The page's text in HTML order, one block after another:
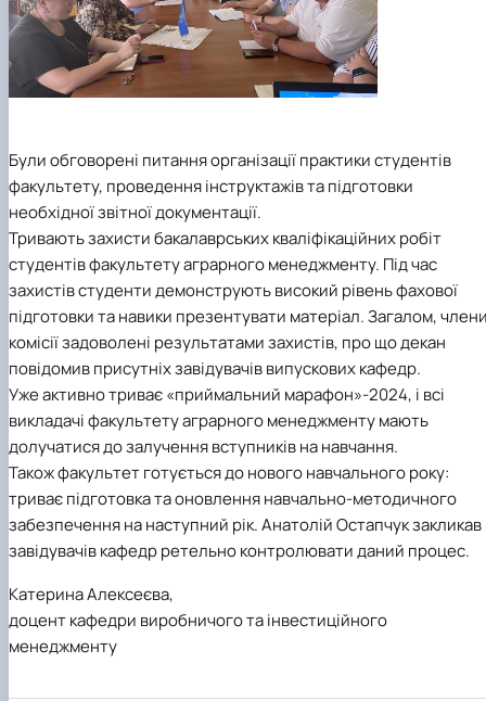
Були обговорені питання організації практики студентів
факультету, проведення інструктажів та підготовки
необхідної звітної документації.
Тривають захисти бакалаврських кваліфікаційних робіт
студентів факультету аграрного менеджменту. Під час
захистів студенти демонструють високий рівень фахової
підготовки та навики презентувати матеріал. Загалом,
комісії задоволені результатами захистів, про що декан
повідомив присутніх завідувачів випускових кафедр.
Уже активно триває «приймальний марафон»-2024, і всі
викладачі факультету аграрного менеджменту мають
долучатися до залучення вступників на навчання.
Також факультет готується до нового навчального року:
триває підготовка та оновлення навчально-методичного
забезпечення на наступний рік. Анатолій Остапчук закликав
завідувачів кафедр ретельно контролювати даний процес.
Катерина Алексеєва,
доцент кафедри виробничого та інвестиційного
менеджменту